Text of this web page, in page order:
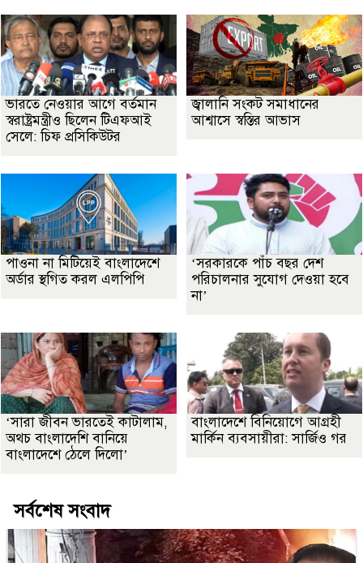
ভারতে নেওয়ার আগে বর্তমান
স্বরাষ্ট্রমন্ত্রীও ছিলেন টিএফআই
সেলে: চিফ প্রসিকিউটর
জ্বালানি সংকট সমাধানের
আশ্বাসে স্বস্তির আভাস
পাওনা না মিটিয়েই বাংলাদেশে
অর্ডার স্থগিত করল এলপিপি
‘সরকারকে পাঁচ বছর দেশ
পরিচালনার সুযোগ দেওয়া হবে
না’
‘সারা জীবন ভারতেই কাটালাম,
অথচ বাংলাদেশি বানিয়ে
বাংলাদেশে ঠেলে দিলো’
বাংলাদেশে বিনিয়োগে আগ্রহী
মার্কিন ব্যবসায়ীরা: সার্জিও গর
সর্বশেষ সংবাদ